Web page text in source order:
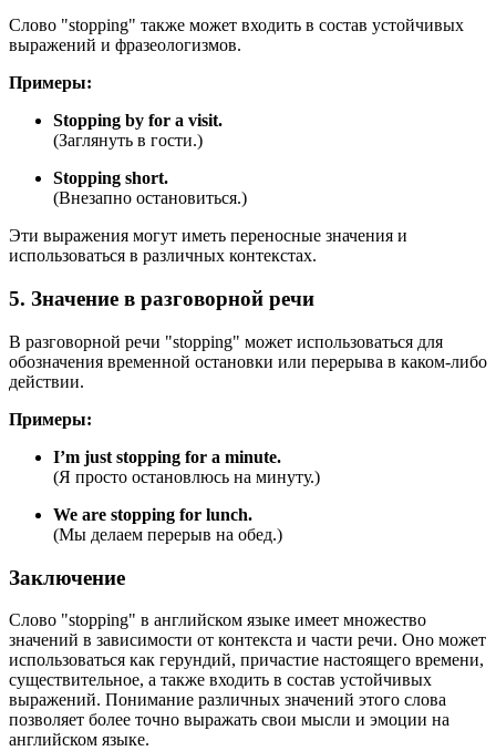
Слово "stopping" также может входить в состав устойчивых
выражений и фразеологизмов.
Примеры:
Stopping by for a visit.
(Заглянуть в гости.)
Stopping short.
(Внезапно остановиться.)
Эти выражения могут иметь переносные значения и
использоваться в различных контекстах.
5. Значение в разговорной речи
В разговорной речи "stopping" может использоваться для
обозначения временной остановки или перерыва в каком-либо
действии.
Примеры:
I’m just stopping for a minute.
(Я просто остановлюсь на минуту.)
We are stopping for lunch.
(Мы делаем перерыв на обед.)
Заключение
Слово "stopping" в английском языке имеет множество
значений в зависимости от контекста и части речи. Оно может
использоваться как герундий, причастие настоящего времени,
существительное, а также входить в состав устойчивых
выражений. Понимание различных значений этого слова
позволяет более точно выражать свои мысли и эмоции на
английском языке.